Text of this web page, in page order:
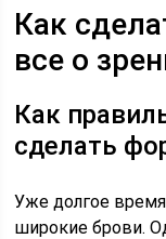
Как
все о
Как
сделать
Уже долгое
широкие брови.